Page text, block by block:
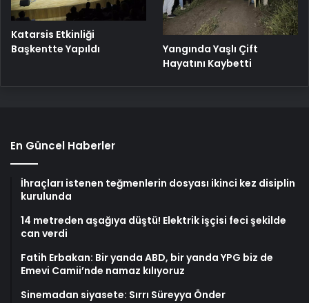
Katarsis Etkinliği
Başkentte Yapıldı
Yangında Yaşlı Çift
Hayatını Kaybetti
En Güncel Haberler
İhraçları istenen teğmenlerin dosyası ikinci kez disiplin
kurulunda
14 metreden aşağıya düştü! Elektrik işçisi feci şekilde
can verdi
Fatih Erbakan: Bir yanda ABD, bir yanda YPG biz de
Emevi Camii’nde namaz kılıyoruz
Sinemadan siyasete: Sırrı Süreyya Önder